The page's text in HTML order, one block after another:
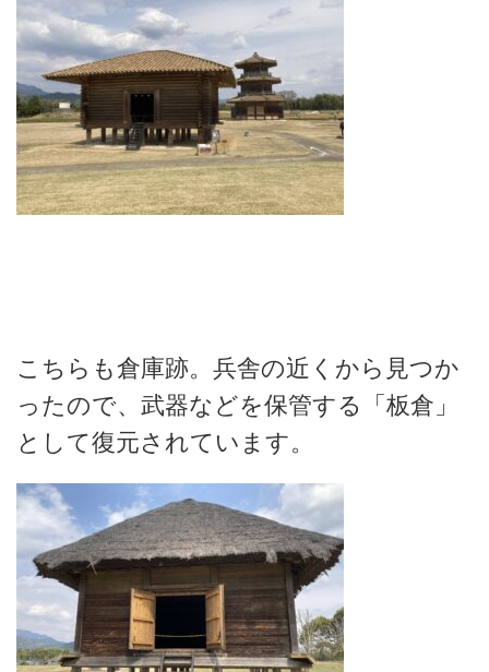
こちらも倉庫跡。兵舎の近くから見つか
ったので、武器などを保管する「板倉」
として復元されています。